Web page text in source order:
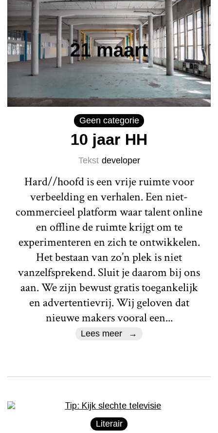
Geen categorie
10 jaar HH
Tekst developer
Hard//hoofd is een vrije ruimte voor
verbeelding en verhalen. Een niet-
commercieel platform waar talent online
en offline de ruimte krijgt om te
experimenteren en zich te ontwikkelen.
Het bestaan van zo’n plek is niet
vanzelfsprekend. Sluit je daarom bij ons
aan. We zijn bewust gratis toegankelijk
en advertentievrij. Wij geloven dat
nieuwe makers vooral een...
Lees meer
Literair